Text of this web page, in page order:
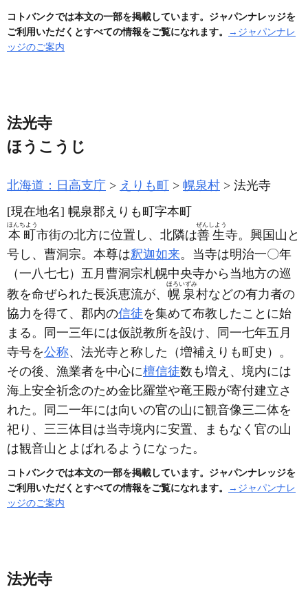
コトバンクでは本文の一部を掲載しています。ジャパンナレッジを
ご利用いただくとすべての情報をご覧になれます。
→ジャパンナレ
ッジのご案内
法光寺
ほうこうじ
北海道：日高支庁 えりも町 幌泉村
法光寺
[現在地名] 幌泉郡えりも町字本町
本町
ほんちよう
市街の北方に位置し、北隣は善生
ぜんしよう
寺。興国山と
号し、曹洞宗。本尊は釈迦如来。当寺は明治一〇年
（一八七七） 五月曹洞宗札幌中央寺から当地方の巡
教を命ぜられた長浜恵流が、 幌泉
ほろいずみ
村などの有力者の
協力を得て、郡内の信徒を集めて布教したことに始
まる。同一三年には仮説教所を設け、同一七年五月
寺号を公称、法光寺と称した （増補えりも町史） 。
その後、漁業者を中心に檀信徒数も増え、境内には
海上安全祈念のため金比羅堂や竜王殿が寄付建立さ
れた。同二一年には向いの官の山に観音像三二体を
祀り、三三体目は当寺境内に安置、まもなく官の山
は観音山とよばれるようになった。
コトバンクでは本文の一部を掲載しています。ジャパンナレッジを
ご利用いただくとすべての情報をご覧になれます。
→ジャパンナレ
ッジのご案内
法光寺